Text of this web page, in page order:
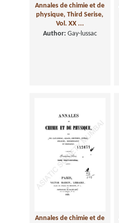
Annales de chimie et de
physique, Third Serise,
Vol. XX ...
Author: Gay-lussac
Annales de chimie et de